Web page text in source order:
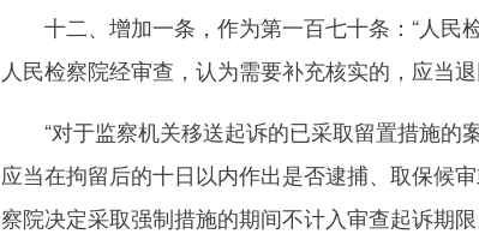
十二、增加一条，作为第一百七十条：“人民
人民检察院经审查，认为需要补充核实的，应当
“对于监察机关移送起诉的已采取留置措施的
应当在拘留后的十日以内作出是否逮捕、取保候
察院决定采取强制措施的期间不计入审查起诉期限